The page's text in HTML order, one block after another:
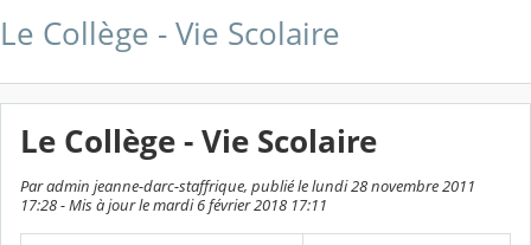
Le Collège - Vie Scolaire
Le Collège - Vie Scolaire
Par admin jeanne-darc-staffrique, publié le lundi 28 novembre 2011
17:28 - Mis à jour le mardi 6 février 2018 17:11